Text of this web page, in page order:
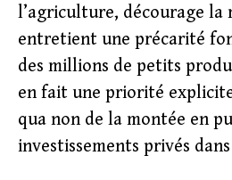
l’agriculture, décourage la
entretient une précarité
des millions de petits
en fait une priorité
qua non de la montée en
investissements privés